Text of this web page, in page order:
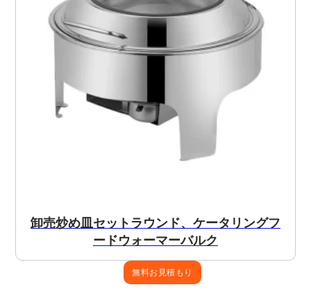
卸売炒め皿セットラウンド、ケータリングフ
ードウォーマーバルク
無料お見積もり